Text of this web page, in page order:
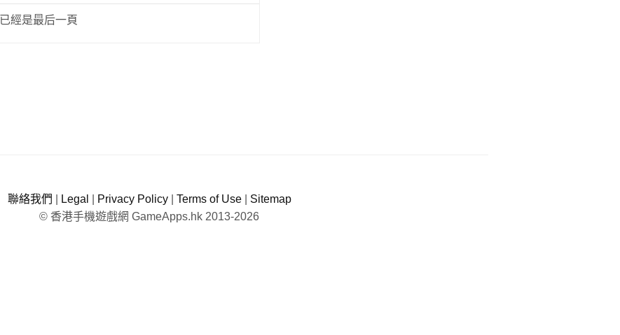
已經是最后一頁
聯絡我們 Legal Privacy Policy| Terms of Use| Sitemap
© 香港手機遊戲網 GameApps.hk 2013-2026